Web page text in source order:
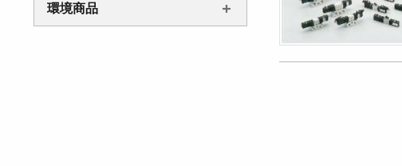
環境商品